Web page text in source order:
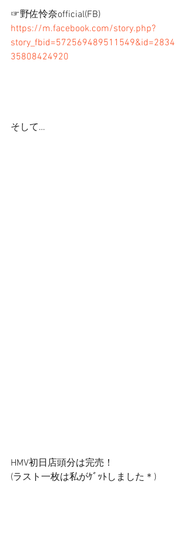
☞野佐怜奈official(FB)
https://m.facebook.com/story.php?
story_fbid=572569489511549&id=2834
35808424920
そして…
HMV初日店頭分は完売！
(ラスト一枚は私がｹﾞｯﾄしました＊)